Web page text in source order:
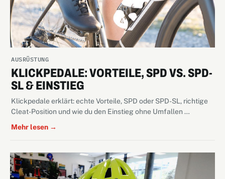
AUSRÜSTUNG
KLICKPEDALE: VORTEILE, SPD VS. SPD-
SL & EINSTIEG
Klickpedale erklärt: echte Vorteile, SPD oder SPD-SL, richtige
Cleat-Position und wie du den Einstieg ohne Umfallen …
Mehr lesen →